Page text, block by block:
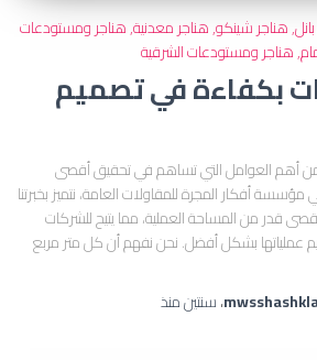
هناجر شينكو هناجر معدنية هناجر ومستودعات
هناجر ومستودعات الشرقية
بكفاءة في تصميم
من أهم العوامل التي تساهم في تحقيق أقصى
أفكار المجرة للمقاولات العامة، نتميز بخبرتنا
قدر من المساحة العملية، مما يتيح للشركات
عملياتها بشكل أفضل. نحن نفهم أن كل متر مربع
،سنتينمنذ